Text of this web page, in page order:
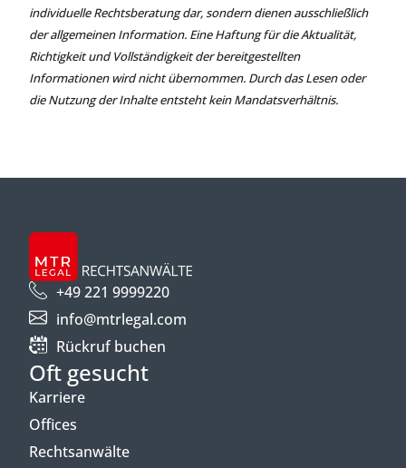
individuelle Rechtsberatung dar, sondern dienen ausschließlich
der allgemeinen Information. Eine Haftung für die Aktualität,
Richtigkeit und Vollständigkeit der bereitgestellten
Informationen wird nicht übernommen. Durch das Lesen oder
die Nutzung der Inhalte entsteht kein Mandatsverhältnis.
+49 221 9999220
info@mtrlegal.com
Rückruf buchen
Oft gesucht
Karriere
Offices
Rechtsanwälte